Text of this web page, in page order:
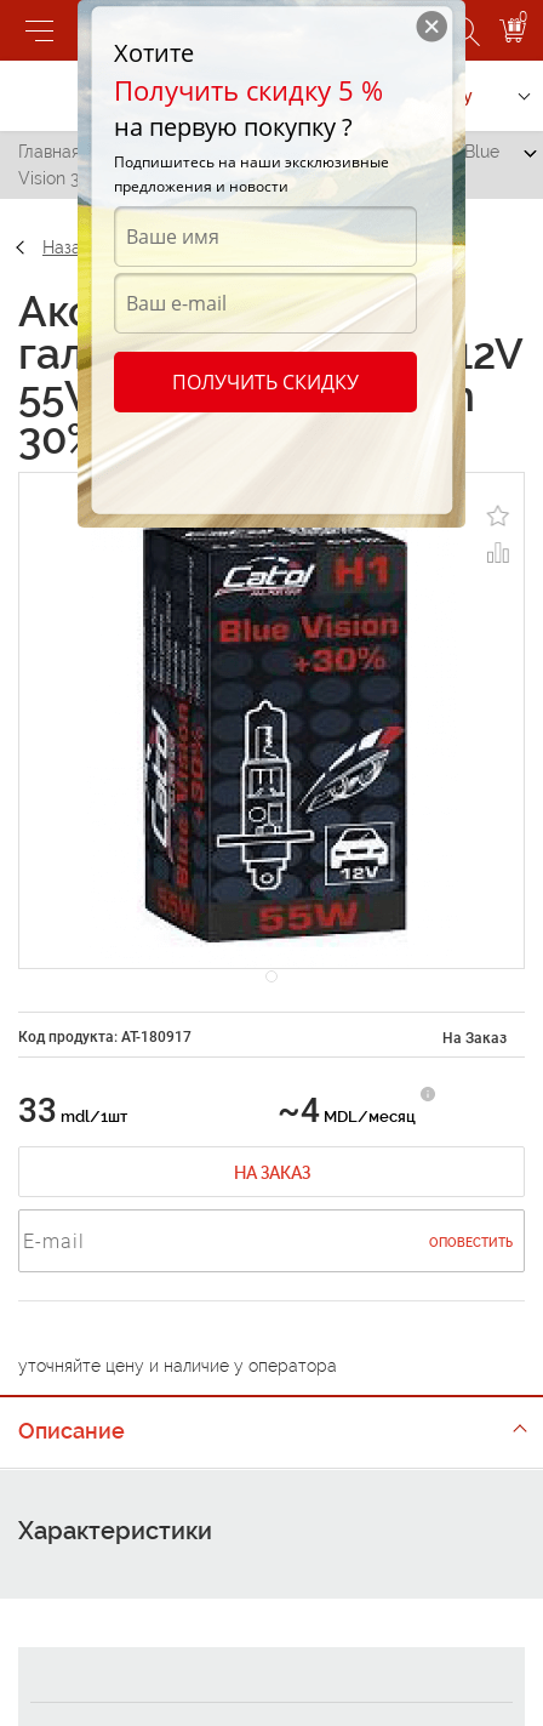
0
Позвонить Заказать услугу
Главная /
Лампа галогеновая (BL1) H1 12V 55W P14.5s Blue
Vision 30%
Назад
Аксессуары Лампа
галогеновая (BL1) H1 12V
55W P14.5s Blue Vision
30%
Код продукта: AT-180917 На Заказ
33 mdl/1шт ~4 MDL/месяц
НА ЗАКАЗ
ОПОВЕСТИТЬ
уточняйте цену и наличие у оператора
Описание
Характеристики
Хотите
Получить скидку 5 %
на первую покупку ?
Подпишитесь на наши эксклюзивные
предложения и новости
ПОЛУЧИТЬ СКИДКУ